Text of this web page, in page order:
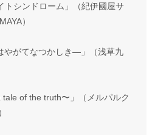
トシンドローム」（紀伊國屋サ
）
やがてなつかしき―」（浅草九
tale of the truth〜」（メルパルク